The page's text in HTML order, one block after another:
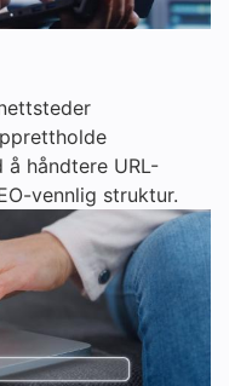
håndtere URL-
vennlig struktur.